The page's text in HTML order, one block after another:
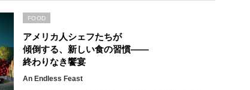
アメリカ人シェフたちが
傾倒する、新しい食の習慣――
終わりなき饗宴
An Endless Feast
FOOD